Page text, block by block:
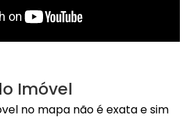
Imóvel
no mapa não é exata e sim